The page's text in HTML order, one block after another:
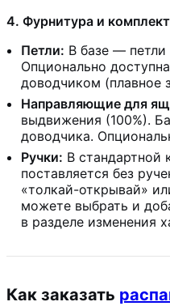
4. Фурнитура и
Петли: В базе — петли
Опционально
доводчиком (плавное
Направляющие для
выдвижения (100%).
доводчика.
Ручки: В стандартной
поставляется без
«толкай-открывай»
можете выбрать и
в разделе изменения
Как заказать